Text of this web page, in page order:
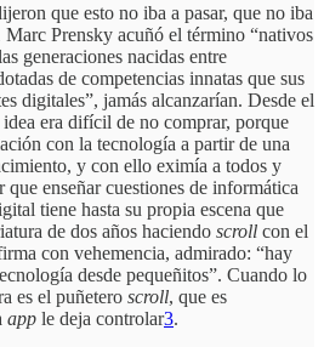
que esto no iba a pasar, que no iba
Prensky acuñó el término “nativos
generaciones nacidas entre
de competencias innatas que sus
digitales”, jamás alcanzarían. Desde el
era difícil de no comprar, porque
con la tecnología a partir de una
y con ello eximía a todos y
que enseñar cuestiones de informática
tiene hasta su propia escena que
de dos años haciendo scroll con el
con vehemencia, admirado: “hay
desde pequeñitos”. Cuando lo
es el puñetero scroll, que es
app le deja controlar3.